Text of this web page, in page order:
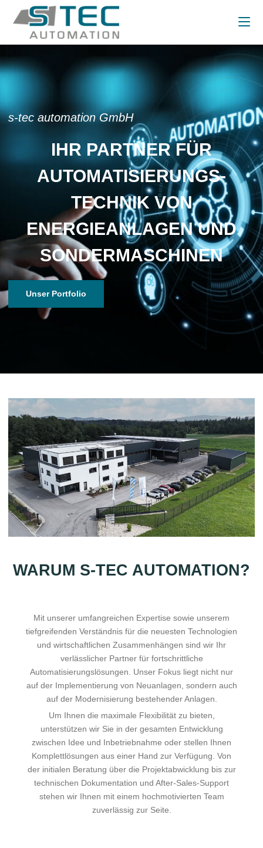
s-tec automation GmbH
IHR PARTNER FÜR
AUTOMATISIERUNGS-
TECHNIK VON
ENERGIEANLAGEN UND
SONDERMASCHINEN
Unser Portfolio
WARUM S-TEC AUTOMATION?
Mit unserer umfangreichen Expertise sowie unserem
tiefgreifenden Verständnis für die neuesten Technologien
und wirtschaftlichen Zusammenhängen sind wir Ihr
verlässlicher Partner für fortschrittliche
Automatisierungslösungen. Unser Fokus liegt nicht nur
auf der Implementierung von Neuanlagen, sondern auch
auf der Modernisierung bestehender Anlagen.
Um Ihnen die maximale Flexibilität zu bieten,
unterstützen wir Sie in der gesamten Entwicklung
zwischen Idee und Inbetriebnahme oder stellen Ihnen
Komplettlösungen aus einer Hand zur Verfügung. Von
der initialen Beratung über die Projektabwicklung bis zur
technischen Dokumentation und After-Sales-Support
stehen wir Ihnen mit einem hochmotivierten Team
zuverlässig zur Seite.